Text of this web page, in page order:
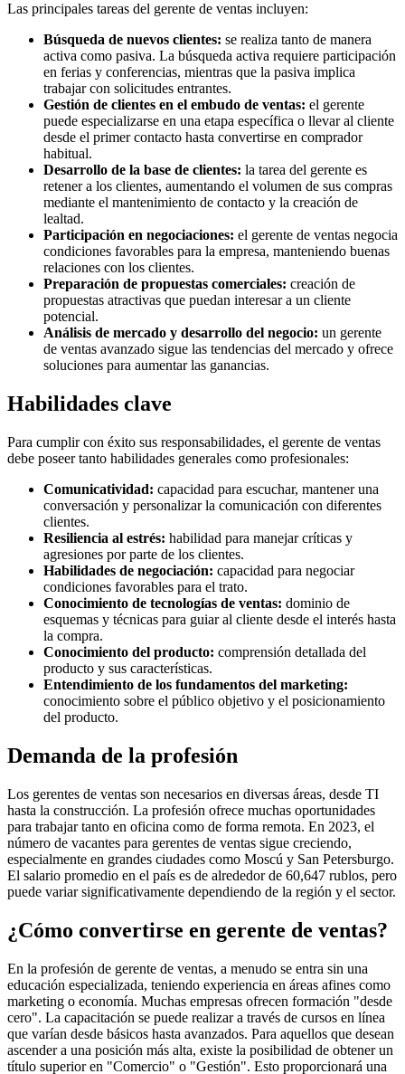
Las principales tareas del gerente de ventas incluyen:
Búsqueda de nuevos clientes: se realiza tanto de manera
activa como pasiva. La búsqueda activa requiere participación
en ferias y conferencias, mientras que la pasiva implica
trabajar con solicitudes entrantes.
Gestión de clientes en el embudo de ventas: el gerente
puede especializarse en una etapa específica o llevar al cliente
desde el primer contacto hasta convertirse en comprador
habitual.
Desarrollo de la base de clientes: la tarea del gerente es
retener a los clientes, aumentando el volumen de sus compras
mediante el mantenimiento de contacto y la creación de
lealtad.
Participación en negociaciones: el gerente de ventas negocia
condiciones favorables para la empresa, manteniendo buenas
relaciones con los clientes.
Preparación de propuestas comerciales: creación de
propuestas atractivas que puedan interesar a un cliente
potencial.
Análisis de mercado y desarrollo del negocio: un gerente
de ventas avanzado sigue las tendencias del mercado y ofrece
soluciones para aumentar las ganancias.
Habilidades clave
Para cumplir con éxito sus responsabilidades, el gerente de ventas
debe poseer tanto habilidades generales como profesionales:
Comunicatividad: capacidad para escuchar, mantener una
conversación y personalizar la comunicación con diferentes
clientes.
Resiliencia al estrés: habilidad para manejar críticas y
agresiones por parte de los clientes.
Habilidades de negociación: capacidad para negociar
condiciones favorables para el trato.
Conocimiento de tecnologías de ventas: dominio de
esquemas y técnicas para guiar al cliente desde el interés hasta
la compra.
Conocimiento del producto: comprensión detallada del
producto y sus características.
Entendimiento de los fundamentos del marketing:
conocimiento sobre el público objetivo y el posicionamiento
del producto.
Demanda de la profesión
Los gerentes de ventas son necesarios en diversas áreas, desde TI
hasta la construcción. La profesión ofrece muchas oportunidades
para trabajar tanto en oficina como de forma remota. En 2023, el
número de vacantes para gerentes de ventas sigue creciendo,
especialmente en grandes ciudades como Moscú y San Petersburgo.
El salario promedio en el país es de alrededor de 60,647 rublos, pero
puede variar significativamente dependiendo de la región y el sector.
¿Cómo convertirse en gerente de ventas?
En la profesión de gerente de ventas, a menudo se entra sin una
educación especializada, teniendo experiencia en áreas afines como
marketing o economía. Muchas empresas ofrecen formación "desde
cero". La capacitación se puede realizar a través de cursos en línea
que varían desde básicos hasta avanzados. Para aquellos que desean
ascender a una posición más alta, existe la posibilidad de obtener un
título superior en "Comercio" o "Gestión". Esto proporcionará una